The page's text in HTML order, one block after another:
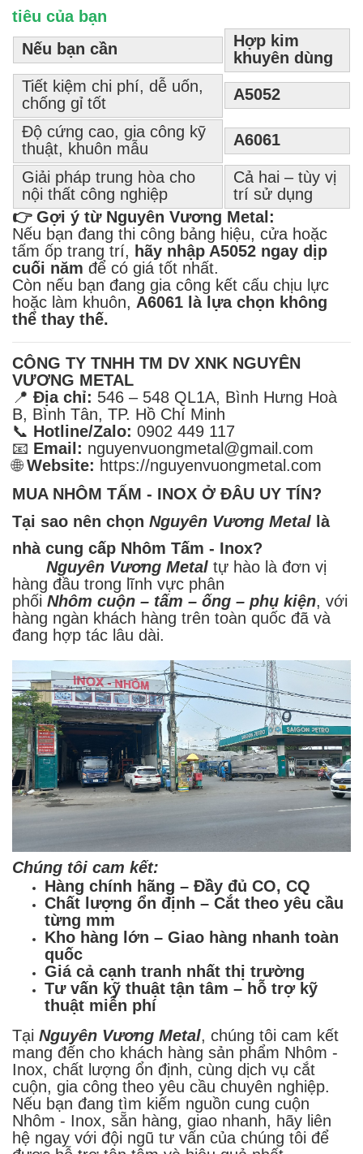
tiêu của bạn
Nếu bạn cần
Hợp kim
khuyên dùng
Tiết kiệm chi phí, dễ uốn,
chống gỉ tốt
A5052
Độ cứng cao, gia công kỹ
thuật, khuôn mẫu
A6061
Giải pháp trung hòa cho
nội thất công nghiệp
Cả hai – tùy vị
trí sử dụng
👉 Gợi ý từ Nguyên Vương Metal:
Nếu bạn đang thi công bảng hiệu, cửa hoặc
tấm ốp trang trí, hãy nhập A5052 ngay dịp
cuối năm để có giá tốt nhất.
Còn nếu bạn đang gia công kết cấu chịu lực
hoặc làm khuôn, A6061 là lựa chọn không
thể thay thế.
CÔNG TY TNHH TM DV XNK NGUYÊN
VƯƠNG METAL
📍 Địa chỉ: 546 – 548 QL1A, Bình Hưng Hoà
B, Bình Tân, TP. Hồ Chí Minh
📞 Hotline/Zalo: 0902 449 117
📧 Email: nguyenvuongmetal@gmail.com
🌐Website: https://nguyenvuongmetal.com
MUA NHÔM TẤM - INOX Ở ĐÂU UY TÍN?
Tại sao nên chọn Nguyên Vương Metal là
nhà cung cấp Nhôm Tấm - Inox?
Nguyên Vương Metal tự hào là đơn vị
hàng đầu trong lĩnh vực phân
phối Nhôm cuộn – tấm – ống – phụ kiện, với
hàng ngàn khách hàng trên toàn quốc đã và
đang hợp tác lâu dài.
Chúng tôi cam kết:
Hàng chính hãng – Đầy đủ CO, CQ
Chất lượng ổn định – Cắt theo yêu cầu
từng mm
Kho hàng lớn – Giao hàng nhanh toàn
quốc
Giá cả cạnh tranh nhất thị trường
Tư vấn kỹ thuật tận tâm – hỗ trợ kỹ
thuật miễn phí
Tại Nguyên Vương Metal, chúng tôi cam kết
mang đến cho khách hàng sản phẩm Nhôm -
Inox, chất lượng ổn định, cùng dịch vụ cắt
cuộn, gia công theo yêu cầu chuyên nghiệp.
Nếu bạn đang tìm kiếm nguồn cung cuộn
Nhôm - Inox, sẵn hàng, giao nhanh, hãy liên
hệ ngay với đội ngũ tư vấn của chúng tôi để